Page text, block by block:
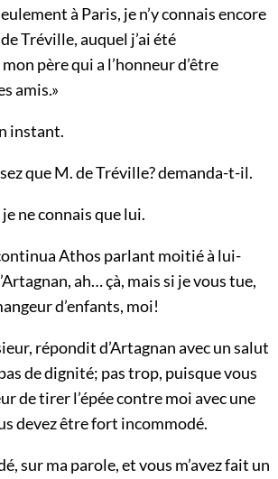
à Paris, je n’y connais encore
Tréville, auquel j’ai été
père qui a l’honneur d’être
amis.»
instant.
que M. de Tréville? demanda-t-il.
ne connais que lui.
Athos parlant moitié à lui-
ah… çà, mais si je vous tue,
d’enfants, moi!
répondit d’Artagnan avec un salut
de dignité; pas trop, puisque vous
de tirer l’épée contre moi avec une
devez être fort incommodé.
sur ma parole, et vous m’avez fait un